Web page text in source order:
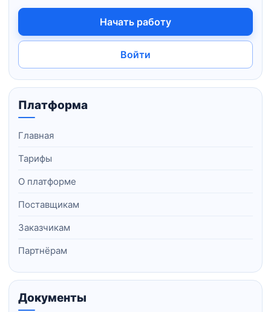
Начать работу
Войти
Платформа
Главная
Тарифы
О платформе
Поставщикам
Заказчикам
Партнёрам
Документы